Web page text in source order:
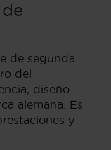
de segunda
del
diseño
alemana. Es
y